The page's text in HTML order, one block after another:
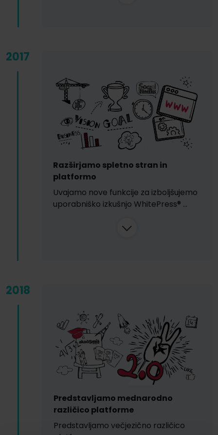
2017
Razširjamo spletno stran in
platformo
Uvajamo nove funkcije za izboljšujemo
uporabniško izkušnjo WhitePress® …
2018
Predstavljamo mednarodno
različico platforme
Predstavljamo večjezično različico